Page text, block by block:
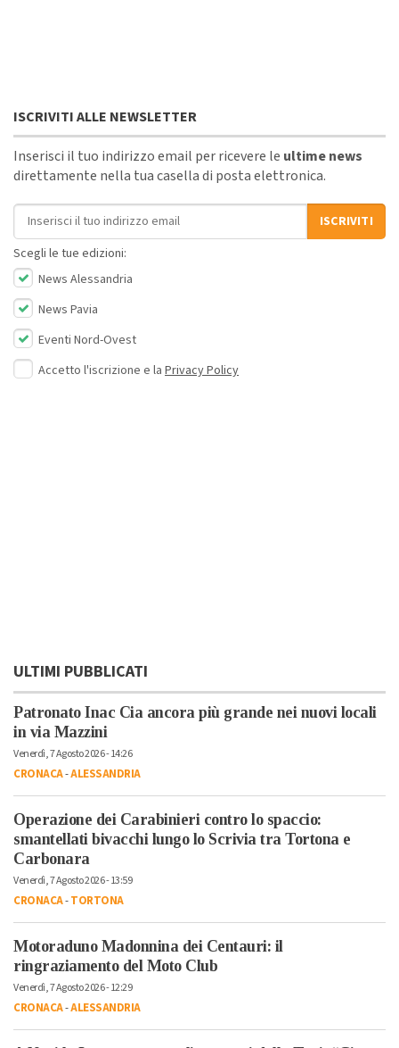
ISCRIVITI ALLE NEWSLETTER
Inserisci il tuo indirizzo email per ricevere le ultime news
direttamente nella tua casella di posta elettronica.
Indirizzo email
ISCRIVITI
Scegli le tue edizioni:
News Alessandria
News Pavia
Eventi Nord-Ovest
Accetto l'iscrizione e la Privacy Policy
ULTIMI PUBBLICATI
Patronato Inac Cia ancora più grande nei nuovi locali
in via Mazzini
Venerdì, 7 Agosto 2026 - 14:26
CRONACA-ALESSANDRIA
Operazione dei Carabinieri contro lo spaccio:
smantellati bivacchi lungo lo Scrivia tra Tortona e
Carbonara
Venerdì, 7 Agosto 2026 - 13:59
CRONACA-TORTONA
Motoraduno Madonnina dei Centauri: il
ringraziamento del Moto Club
Venerdì, 7 Agosto 2026 - 12:29
CRONACA-ALESSANDRIA